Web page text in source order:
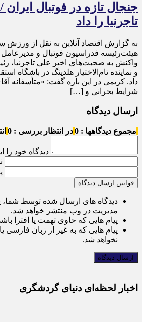
جنجال تازه در فوتبال
تاجرنیا را داد
به گزارش اقتصاد آنلاین به نقل از
هیئت‌رئیسه فدراسیون فوتبال و مدیرعامل
واکنش به صحبت‌های اخیر علی تاجرنیا،
و نماینده تام‌الاختیار هلدینگ در باشگاه
داد. کریمی در این باره گفت: «متأسفانه
شرایط بحرانی و […]
ارسال دیدگاه
مجموع دیدگاهها : 0 در انتظار بررسی : 0
دیدگاه خود را
قوانین ارسال دیدگاه
دیدگاه های ارسال شده توسط شما،
مدیریت در وب منتشر خواهد شد.
پیام هایی که حاوی تهمت یا افترا
پیام هایی که به غیر از زبان فارسی
نخواهد شد.
اخبار لحظه‌ای دنیای گردشگری